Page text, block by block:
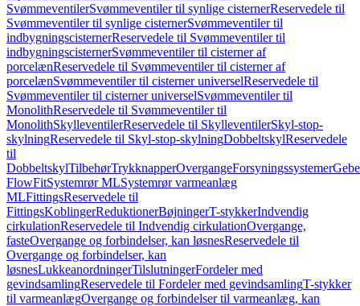
SvømmeventilerSvømmeventiler til synlige cisternerReservedele til
Svømmeventiler til synlige cisternerSvømmeventiler til
indbygningscisternerReservedele til Svømmeventiler til
indbygningscisternerSvømmeventiler til cisterner af
porcelænReservedele til Svømmeventiler til cisterner af
porcelænSvømmeventiler til cisterner universelReservedele til
Svømmeventiler til cisterner universelSvømmeventiler til
MonolithReservedele til Svømmeventiler til
MonolithSkylleventilerReservedele til SkylleventilerSkyl-stop-
skylningReservedele til Skyl-stop-skylningDobbeltskylReservedele
til
DobbeltskylTilbehørTrykknapperOvergangeForsyningssystemer
FlowFitSystemrør MLSystemrør varmeanlæg
MLFittingsReservedele til
FittingsKoblingerReduktionerBøjningerT-stykkerIndvendig
cirkulationReservedele til Indvendig cirkulationOvergange,
fasteOvergange og forbindelser, kan løsnesReservedele til
Overgange og forbindelser, kan
løsnesLukkeanordningerTilslutningerFordeler med
gevindsamlingReservedele til Fordeler med gevindsamlingT-stykker
til varmeanlægOvergange og forbindelser til varmeanlæg, kan